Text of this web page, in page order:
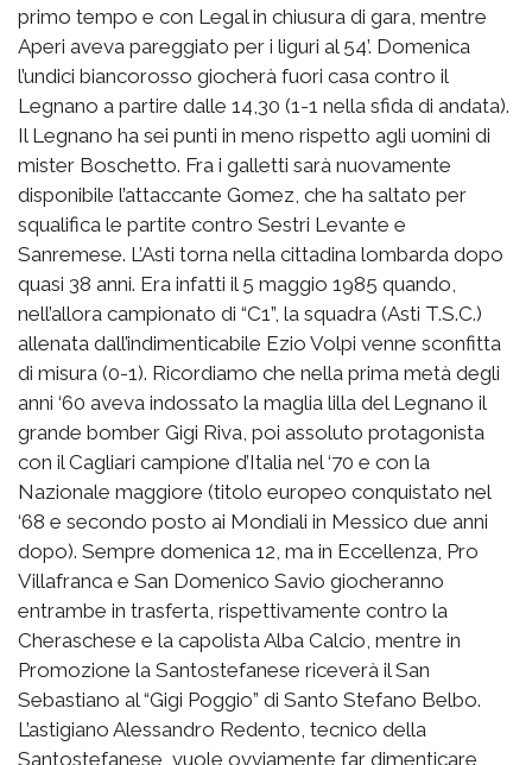
primo tempo e con Legal in chiusura di gara, mentre
Aperi aveva pareggiato per i liguri al 54’. Domenica
l’undici biancorosso giocherà fuori casa contro il
Legnano a partire dalle 14,30 (1-1 nella sfida di andata).
Il Legnano ha sei punti in meno rispetto agli uomini di
mister Boschetto. Fra i galletti sarà nuovamente
disponibile l’attaccante Gomez, che ha saltato per
squalifica le partite contro Sestri Levante e
Sanremese. L’Asti torna nella cittadina lombarda dopo
quasi 38 anni. Era infatti il 5 maggio 1985 quando,
nell’allora campionato di “C1”, la squadra (Asti T.S.C.)
allenata dall’indimenticabile Ezio Volpi venne sconfitta
di misura (0-1). Ricordiamo che nella prima metà degli
anni ‘60 aveva indossato la maglia lilla del Legnano il
grande bomber Gigi Riva, poi assoluto protagonista
con il Cagliari campione d’Italia nel ‘70 e con la
Nazionale maggiore (titolo europeo conquistato nel
‘68 e secondo posto ai Mondiali in Messico due anni
dopo). Sempre domenica 12, ma in Eccellenza, Pro
Villafranca e San Domenico Savio giocheranno
entrambe in trasferta, rispettivamente contro la
Cheraschese e la capolista Alba Calcio, mentre in
Promozione la Santostefanese riceverà il San
Sebastiano al “Gigi Poggio” di Santo Stefano Belbo.
L’astigiano Alessandro Redento, tecnico della
Santostefanese, vuole ovviamente far dimenticare